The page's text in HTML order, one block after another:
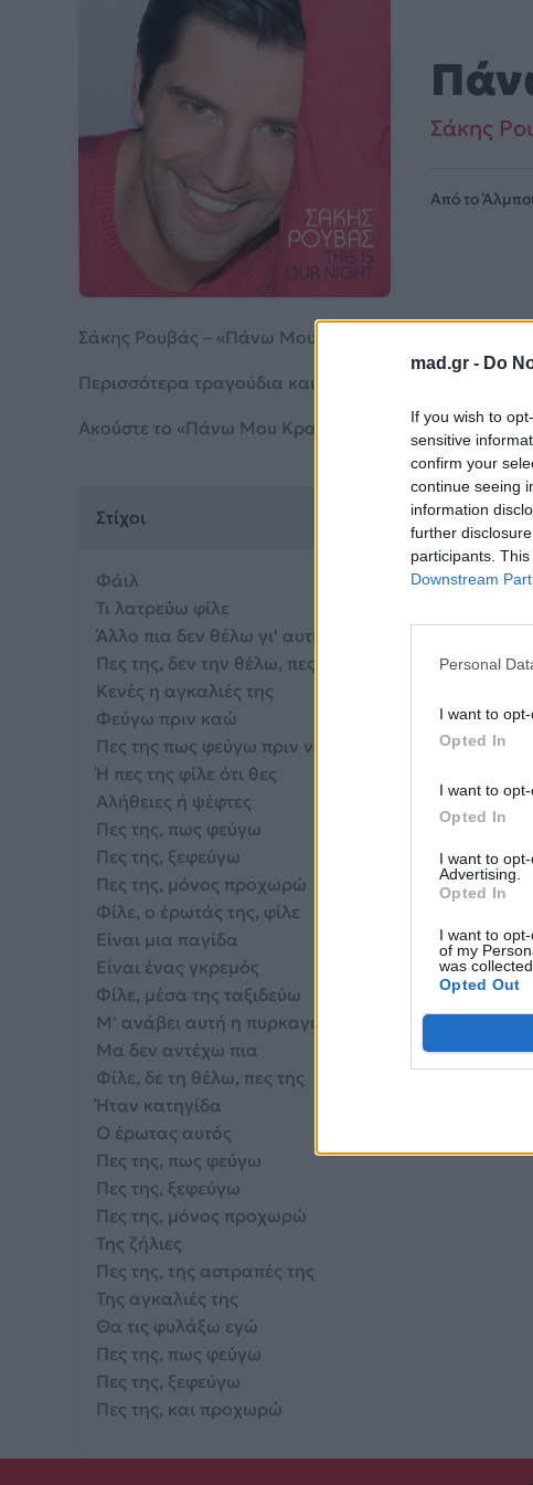
mad.gr - Do
If you wish to
sensitive
confirm your
continue seeing
information
further
participants.
Downstream
Personal
I want to
Opted In
I want to
Opted In
I want to
Advertising.
Opted In
I want to
of my
was collected.
Opted Out
Σάκης
Από το
Σάκης Ρουβάς – «Πάνω Μου Κρατήσου» (2009).
Περισσότερα τραγούδια και πληροφορίες στη
Ακούστε το «Πάνω Μου Κρατήσου» σε Spotify,
Στίχοι
Φάιλ
Τι λατρεύω φίλε
Άλλο πια δεν θέλω γι' αυτήν να ζω
Πες της, δεν την θέλω, πες της
Κενές η αγκαλιές της
Φεύγω πριν καώ
Πες της πως φεύγω πριν να φύγει
Ή πες της φίλε ότι θες
Αλήθειες ή ψέφτες
Πες της, πως φεύγω
Πες της, ξεφεύγω
Πες της, μόνος προχωρώ
Φίλε, ο έρωτάς της, φίλε
Είναι μια παγίδα
Είναι ένας γκρεμός
Φίλε, μέσα της ταξιδεύω
Μ' ανάβει αυτή η πυρκαγιά
Μα δεν αντέχω πια
Φίλε, δε τη θέλω, πες της
Ήταν κατηγίδα
Ο έρωτας αυτός
Πες της, πως φεύγω
Πες της, ξεφεύγω
Πες της, μόνος προχωρώ
Της ζήλιες
Πες της, της αστραπές της
Της αγκαλιές της
Θα τις φυλάξω εγώ
Πες της, πως φεύγω
Πες της, ξεφεύγω
Πες της, και προχωρώ